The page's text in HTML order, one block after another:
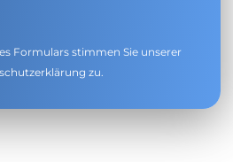
Formulars stimmen Sie unserer
zu.